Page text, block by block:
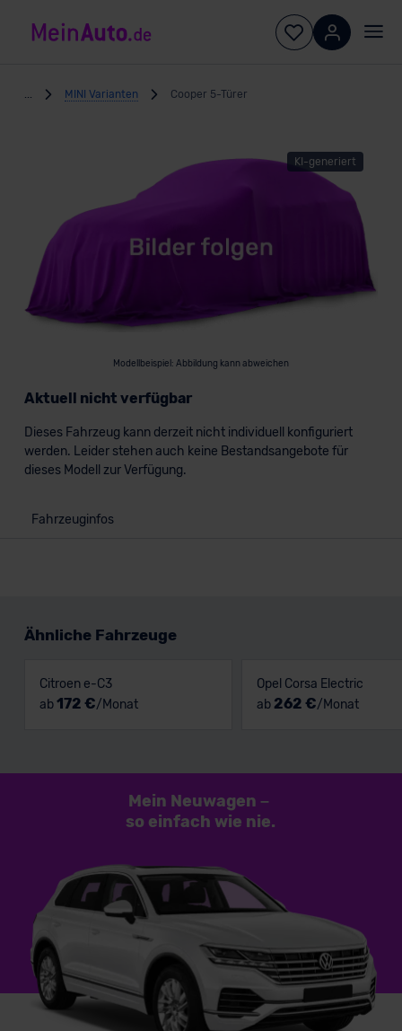
MINI Varianten Cooper 5-Türer
KI-generiert
Modellbeispiel: Abbildung kann abweichen
Aktuell nicht verfügbar
Dieses Fahrzeug kann derzeit nicht individuell konfiguriert
werden. Leider stehen auch keine Bestandsangebote für
dieses Modell zur Verfügung.
Fahrzeuginfos
Ähnliche Fahrzeuge
Citroen e-C3
ab172 €/Monat
Opel Corsa Electric
ab 262 €/Monat
Mein Neuwagen –
so einfach wie nie.